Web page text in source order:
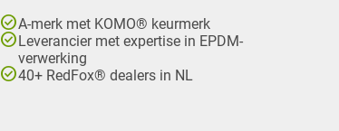
check_circleA-merk met KOMO® keurmerk
check_circleLeverancier met expertise in EPDM-
verwerking
check_circle40+ RedFox® dealers in NL